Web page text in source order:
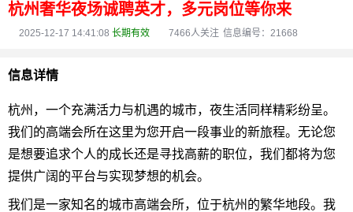
杭州奢华夜场诚聘英才，多元岗位等你来
2025-12-17 14:41:08 长期有效 7466人关注 信息编号：21668
信息详情
杭州，一个充满活力与机遇的城市，夜生活同样精彩纷呈。
我们的高端会所在这里为您开启一段事业的新旅程。无论您
是想要追求个人的成长还是寻找高薪的职位，我们都将为您
提供广阔的平台与实现梦想的机会。
我们是一家知名的城市高端会所，位于杭州的繁华地段。我